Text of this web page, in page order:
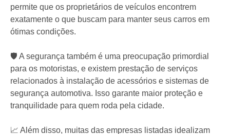
permite que os proprietários de veículos encontrem
exatamente o que buscam para manter seus carros em
ótimas condições.
🛡️ A segurança também é uma preocupação primordial
para os motoristas, e existem prestação de serviços
relacionados à instalação de acessórios e sistemas de
segurança automotiva. Isso garante maior proteção e
tranquilidade para quem roda pela cidade.
📈 Além disso, muitas das empresas listadas idealizam